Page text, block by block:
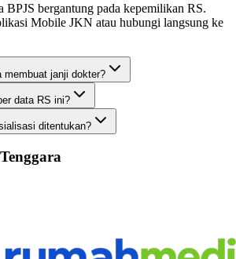
BPJS bergantung pada kepemilikan RS.
Mobile JKN atau hubungi langsung ke
membuat janji dokter?
data RS ini?
ditentukan?